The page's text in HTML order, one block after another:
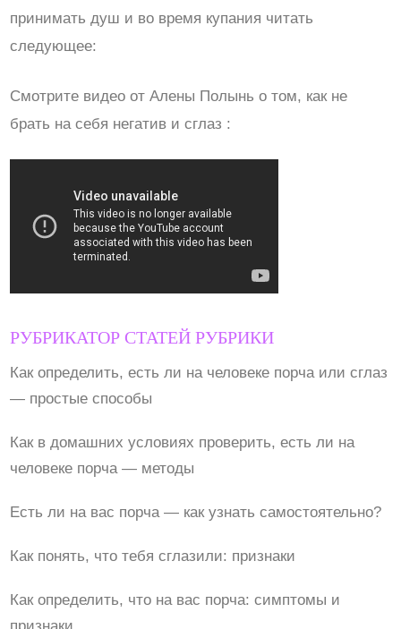
принимать душ и во время купания читать
следующее:
Смотрите видео от Алены Полынь о том, как не
брать на себя негатив и сглаз :
РУБРИКАТОР СТАТЕЙ РУБРИКИ
Как определить, есть ли на человеке порча или сглаз
— простые способы
Как в домашних условиях проверить, есть ли на
человеке порча — методы
Есть ли на вас порча — как узнать самостоятельно?
Как понять, что тебя сглазили: признаки
Как определить, что на вас порча: симптомы и